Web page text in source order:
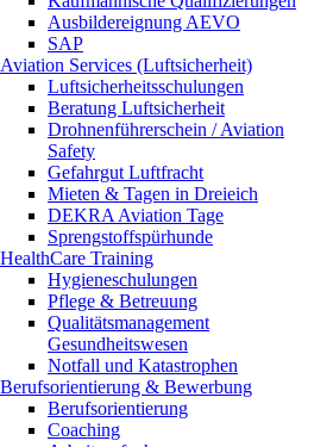
Ausbildereignung AEVO
SAP
Aviation Services (Luftsicherheit)
Luftsicherheitsschulungen
Beratung Luftsicherheit
Drohnenführerschein / Aviation
Safety
Gefahrgut Luftfracht
Mieten & Tagen in Dreieich
DEKRA Aviation Tage
Sprengstoffspürhunde
HealthCare Training
Hygieneschulungen
Pflege & Betreuung
Qualitätsmanagement
Gesundheitswesen
Notfall und Katastrophen
Berufsorientierung & Bewerbung
Berufsorientierung
Coaching